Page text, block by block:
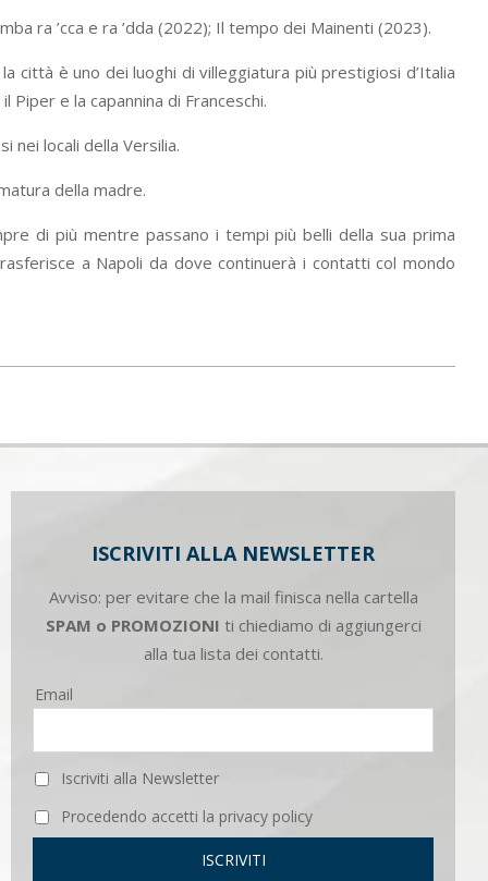
ra ’cca e ra ’dda (2022); Il tempo dei Mainenti (2023).
città è uno dei luoghi di villeggiatura più prestigiosi d’Italia
e la capannina di Franceschi.
nei locali della Versilia.
della madre.
di più mentre passano i tempi più belli della sua prima
a Napoli da dove continuerà i contatti col mondo
ISCRIVITI ALLA NEWSLETTER
Avviso: per evitare che la mail finisca nella cartella
SPAM o PROMOZIONI ti chiediamo di aggiungerci
alla tua lista dei contatti.
Email
Iscriviti alla Newsletter
Procedendo accetti la privacy policy